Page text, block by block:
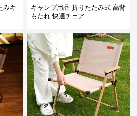
みキ
キャンプ用品 折りたたみ式 高背
もたれ 快適チェア